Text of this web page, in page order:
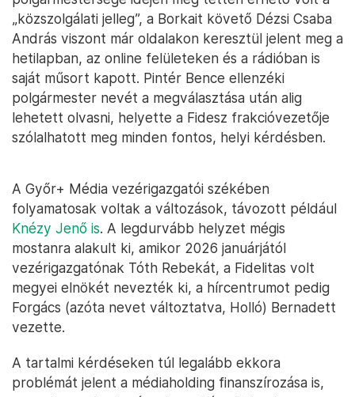
„közszolgálati jelleg”, a Borkait követő Dézsi Csaba
András viszont már oldalakon keresztül jelent meg a
hetilapban, az online felületeken és a rádióban is
saját műsort kapott. Pintér Bence ellenzéki
polgármester nevét a megválasztása után alig
lehetett olvasni, helyette a Fidesz frakcióvezetője
szólalhatott meg minden fontos, helyi kérdésben.
A Győr+ Média vezérigazgatói székében
folyamatosak voltak a változások, távozott például
Knézy Jenő is. A legdurvább helyzet mégis
mostanra alakult ki, amikor 2026 januárjától
vezérigazgatónak Tóth Rebekát, a Fidelitas volt
megyei elnökét nevezték ki, a hírcentrumot pedig
Forgács (azóta nevet változtatva, Holló) Bernadett
vezette.
A tartalmi kérdéseken túl legalább ekkora
problémát jelent a médiaholding finanszírozása is,